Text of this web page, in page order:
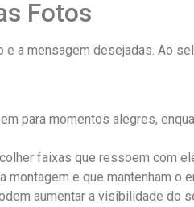
Fotos
a mensagem desejadas. Ao⁤
para momentos alegres,
faixas que ressoem com
‍e que mantenham o
⁤aumentar‌ a visibilidade do